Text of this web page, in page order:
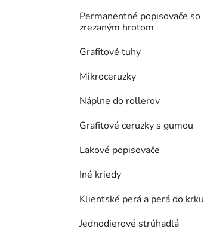
Permanentné popisovače so
zrezaným hrotom
Grafitové tuhy
Mikroceruzky
Náplne do rollerov
Grafitové ceruzky s gumou
Lakové popisovače
Iné kriedy
Klientské perá a perá do krku
Jednodierové strúhadlá